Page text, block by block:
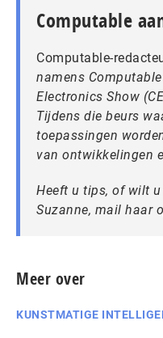
Computable
Computable-
namens
Electronics Show
Tijdens die beurs
toepassingen
van ontwikkelingen
Heeft u tips, of wilt
Suzanne, mail haar
Meer over
KUNSTMATIGE